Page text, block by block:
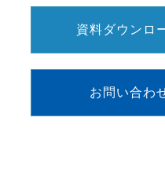
資料ダウンロ
お問い合わ